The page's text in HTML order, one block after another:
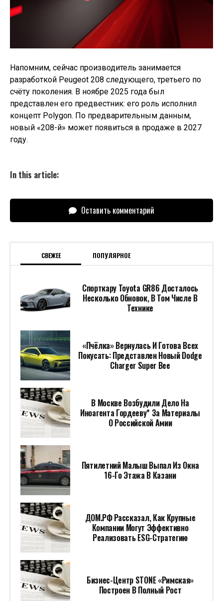
Напомним, сейчас производитель занимается
разработкой Peugeot 208 следующего, третьего по
счёту поколения. В ноябре 2025 года был
представлен его предвестник: его роль исполнил
концепт Polygon. По предварительным данным,
новый «208-й» может появиться в продаже в 2027
году.
In this article:
Оставить комментарий
СВЕЖЕЕ ПОПУЛЯРНОЕ
Спорткару Toyota GR86 Досталось
Несколько Обновок, В Том Числе В
Технике
«Пчёлка» Вернулась И Готова Всех
Покусать: Представлен Новый Dodge
Charger Super Bee
В Москве Возбудили Дело На
Иноагента Гордееву* За Материалы
О Российской Амии
Пятилетний Малыш Выпал Из Окна
16-Го Этажа В Казани
ДОМ.РФ Рассказал, Как Крупные
Компании Могут Эффективно
Реализовать ESG-Стратегию
Бизнес-Центр STONE «Римская»
Построен В Полный Рост